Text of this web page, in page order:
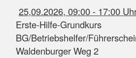
25,09.2026, 09:00 - 17:00
Erste-Hilfe-Grundkurs
BG/Betriebshelfer/
Waldenburger Weg 2